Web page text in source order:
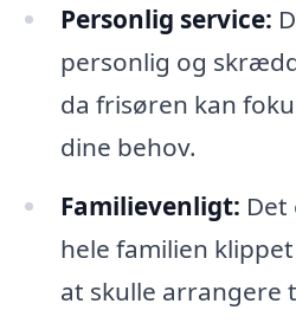
Personlig service:
personlig og
da frisøren kan
dine behov.
Familievenligt: Det
hele familien
at skulle arrangere